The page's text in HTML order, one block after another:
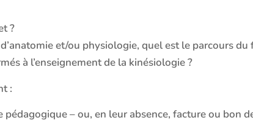
?
et/ou physiologie, quel est le parcours du
à l’enseignement de la kinésiologie ?
:
– ou, en leur absence, facture ou bon